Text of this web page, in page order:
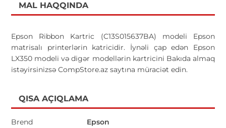
MAL HAQQINDA
Epson Ribbon Kartric (C13S015637BA) modeli Epson
matrisalı printerlərin katricidir. İynəli çap edən Epson
LX350 modeli və digər modellərin kartricini Bakıda almaq
istəyirsinizsə CompStore.az saytına müraciət edin.
QISA AÇIQLAMA
Brend Epson